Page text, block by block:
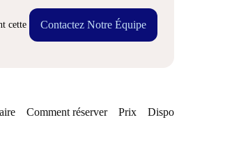
cette
Contactez Notre Équipe
Comment réserver Prix Disponibilités